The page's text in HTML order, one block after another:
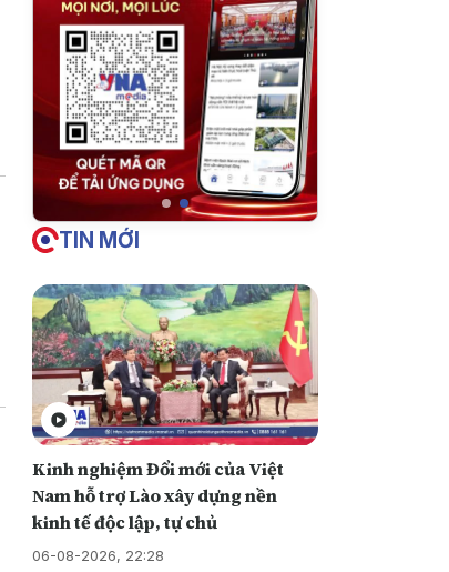
TIN MỚI
Kinh nghiệm Đổi mới của Việt
Nam hỗ trợ Lào xây dựng nền
kinh tế độc lập, tự chủ
06-08-2026, 22:28